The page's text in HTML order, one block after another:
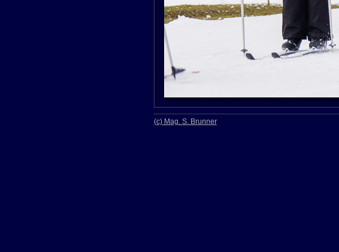
(c) Mag. S. Brunner